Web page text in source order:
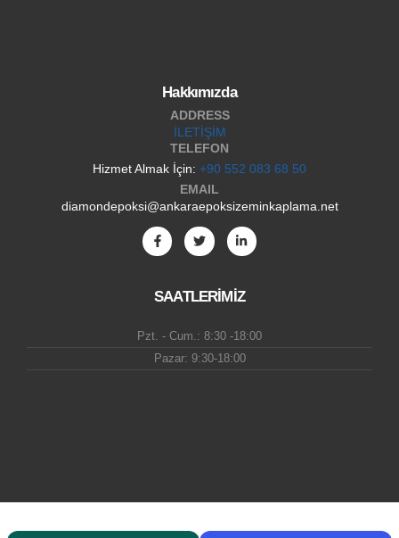
Hakkımızda
ADDRESS
İLETİŞİM
TELEFON
Hizmet Almak İçin: +90 552 083 68 50
EMAIL
diamondepoksi@ankaraepoksizeminkaplama.net
SAATLERİMİZ
Pzt. - Cum.: 8:30 -18:00
Pazar: 9:30-18:00